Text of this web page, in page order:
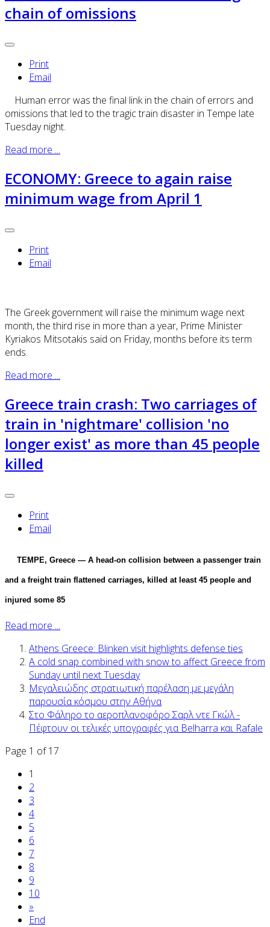
chain of omissions
Print
Email
Human error was the final link in the chain of errors and
omissions that led to the tragic train disaster in Tempe late
Tuesday night.
Read more ...
ECONOMY: Greece to again raise
minimum wage from April 1
Print
Email
The Greek government will raise the minimum wage next
month, the third rise in more than a year, Prime Minister
Kyriakos Mitsotakis said on Friday, months before its term
ends.
Read more ...
Greece train crash: Two carriages of
train in 'nightmare' collision 'no
longer exist' as more than 45 people
killed
Print
Email
TEMPE, Greece — A head-on collision between a passenger train
and a freight train flattened carriages, killed at least 45 people and
injured some 85
Read more ...
Athens Greece: Blinken visit highlights defense ties
A cold snap combined with snow to affect Greece from
Sunday until next Tuesday
Μεγαλειώδης στρατιωτική παρέλαση με μεγάλη
παρουσία κόσμου στην Αθήνα
Στο Φάληρο το αεροπλανοφόρο Σαρλ ντε Γκώλ -
Πέφτουν οι τελικές υπογραφές για Belharra και Rafale
Page 1 of 17
1
2
3
4
5
6
7
8
9
10
»
End